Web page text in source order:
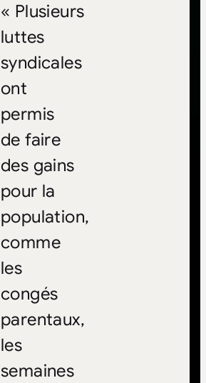
« Plusieurs
luttes
syndicales
ont
permis
de faire
des gains
pour la
population,
comme
les
congés
parentaux,
les
semaines